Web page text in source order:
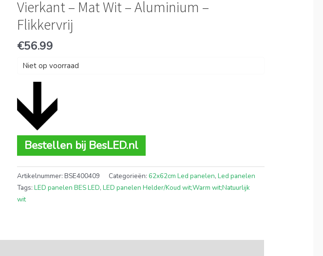
Vierkant – Mat Wit – Aluminium –
Flikkervrij
€56.99
Niet op voorraad
Bestellen bij BesLED.nl
Artikelnummer:BSE400409 Categorieën:62x62cm Led panelen,Led panelen
Tags:LED panelen BES LED,LED panelen Helder/Koud wit;Warm wit;Natuurlijk
wit